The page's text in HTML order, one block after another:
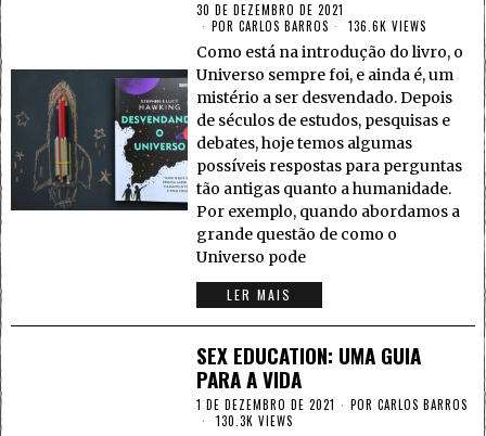
30 DE DEZEMBRO DE 2021
PORCARLOS BARROS 136.6K VIEWS
Como está na introdução do livro, o
Universo sempre foi, e ainda é, um
mistério a ser desvendado. Depois
de séculos de estudos, pesquisas e
debates, hoje temos algumas
possíveis respostas para perguntas
tão antigas quanto a humanidade.
Por exemplo, quando abordamos a
grande questão de como o
Universo pode
LER MAIS
SEX EDUCATION: UMA GUIA
PARA A VIDA
1 DE DEZEMBRO DE 2021 PORCARLOS BARROS
130.3K VIEWS